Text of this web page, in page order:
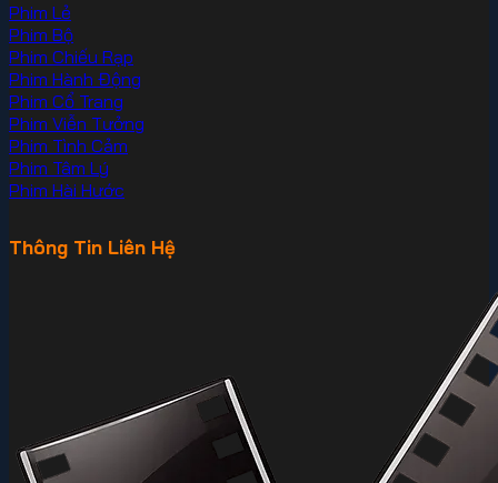
Phim Lẻ
Phim Bộ
Phim Chiếu Rạp
Phim Hành Động
Phim Cổ Trang
Phim Viễn Tưởng
Phim Tình Cảm
Phim Tâm Lý
Phim Hài Hước
Thông Tin Liên Hệ